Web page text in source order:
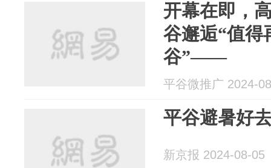
开幕在即，
谷邂逅“值得
谷”——
平谷微推广 2024-
平谷避暑好
新京报 2024-08-05